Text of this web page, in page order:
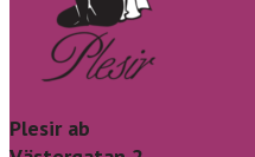
Plesir ab